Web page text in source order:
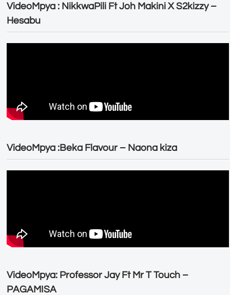
VideoMpya : NikkwaPili Ft Joh Makini X S2kizzy –
Hesabu
VideoMpya :Beka Flavour – Naona kiza
VideoMpya: Professor Jay Ft Mr T Touch –
PAGAMISA